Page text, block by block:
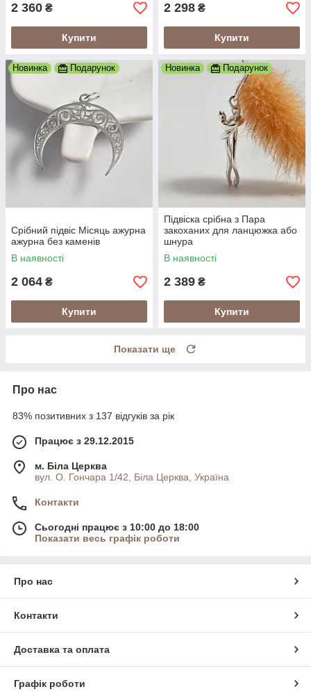
2 360 ₴
Купити
2 298 ₴
Купити
Новинка Подарунок
Срібний підвіс Місяць ажурна
ажурна без каменів
В наявності
2 064 ₴
Купити
Новинка Подарунок
Підвіска срібна з Пара
закоханих для ланцюжка або
шнура
В наявності
2 389 ₴
Купити
Показати ще
Про нас
83% позитивних з 137 відгуків за рік
Працює з 29.12.2015
м. Біла Церква
вул. О. Гончара 1/42, Біла Церква, Україна
Контакти
Сьогодні працює з 10:00 до 18:00
Показати весь графік роботи
Про нас
Контакти
Доставка та оплата
Графік роботи